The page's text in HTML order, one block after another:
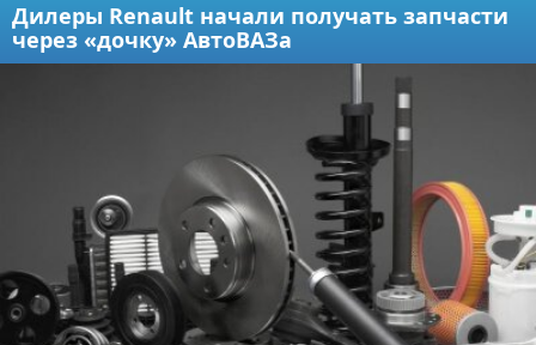
Дилеры Renault начали получать запчасти
через «дочку» АвтоВАЗа